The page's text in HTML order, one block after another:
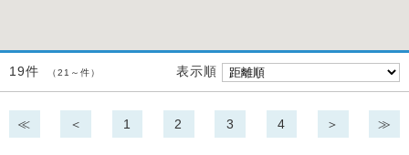
19件 （21～件） 表示順
≪ ＜ 1 2 3 4 ＞ ≫